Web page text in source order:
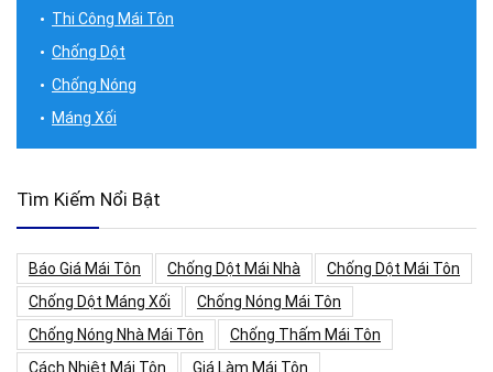
Thi Công Mái Tôn
Chống Dột
Chống Nóng
Máng Xối
Tìm Kiếm Nổi Bật
Báo Giá Mái Tôn Chống Dột Mái Nhà
Chống Dột Mái Tôn
Chống Dột Máng Xối
Chống Nóng Mái Tôn
Chống Nóng Nhà Mái Tôn
Chống Thấm Mái Tôn
Cách Nhiệt Mái Tôn
Giá Làm Mái Tôn